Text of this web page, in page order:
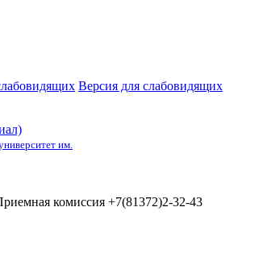
Версия для слабовидящих
им.
комиссия +7(81372)2-32-43